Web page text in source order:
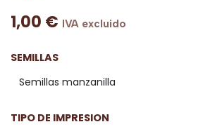
1,00 € IVA excluido
SEMILLAS
TIPO DE IMPRESION